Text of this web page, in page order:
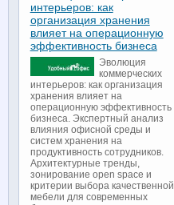
интерьеров: как
организация хранения
влияет на операционную
эффективность бизнеса
Эволюция
коммерческих
интерьеров: как организация
хранения влияет на
операционную эффективность
бизнеса. Экспертный анализ
влияния офисной среды и
систем хранения на
продуктивность сотрудников.
Архитектурные тренды,
зонирование open space и
критерии выбора качественной
мебели для современных